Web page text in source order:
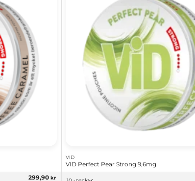
299,90 kr
VID
VID Perfect Pear Strong 9,6mg